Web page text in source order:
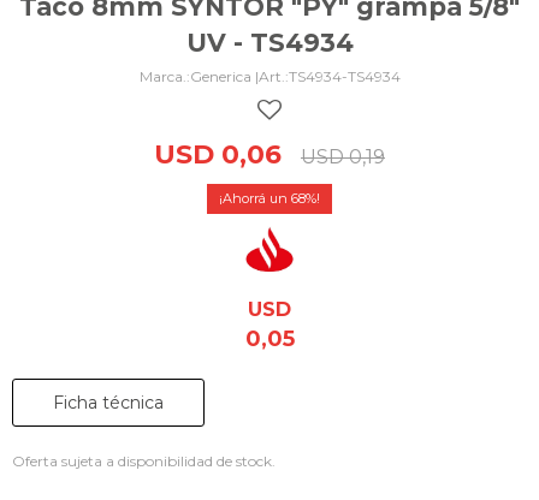
Taco 8mm SYNTOR "PY" grampa 5/8"
UV - TS4934
Generica | TS4934-TS4934
USD 0,06 USD 0,19
68
USD
0,05
Ficha técnica
Oferta sujeta a disponibilidad de stock.